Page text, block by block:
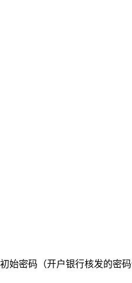
始密码（开户银行核发的密